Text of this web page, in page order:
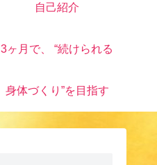
自己紹介
3ヶ月で、 “続けられる
身体づくり”を目指す